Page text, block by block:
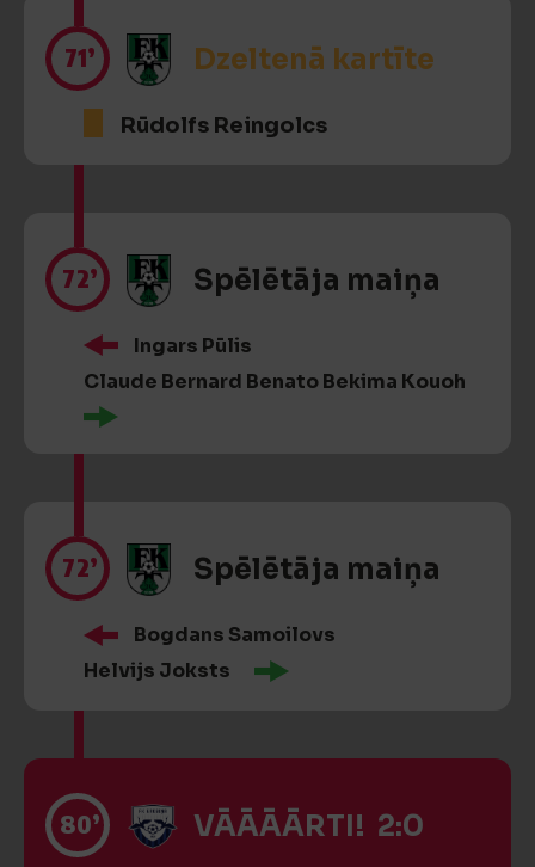
71’ Dzeltenā kartīte
Rūdolfs Reingolcs
72’ Spēlētāja maiņa
Ingars Pūlis
Claude Bernard Benato Bekima Kouoh
72’ Spēlētāja maiņa
Bogdans Samoilovs
Helvijs Joksts
80’ VĀĀĀĀRTI! 2:0